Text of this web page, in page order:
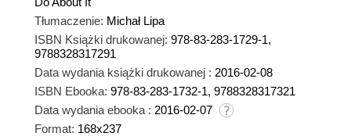
Tłumaczenie: Michał Lipa
ISBN Książki drukowanej: 978-83-283-1729-1,
9788328317291
Data wydania książki drukowanej : 2016-02-08
ISBN Ebooka: 978-83-283-1732-1, 9788328317321
Data wydania ebooka : 2016-02-07
Format: 168x237